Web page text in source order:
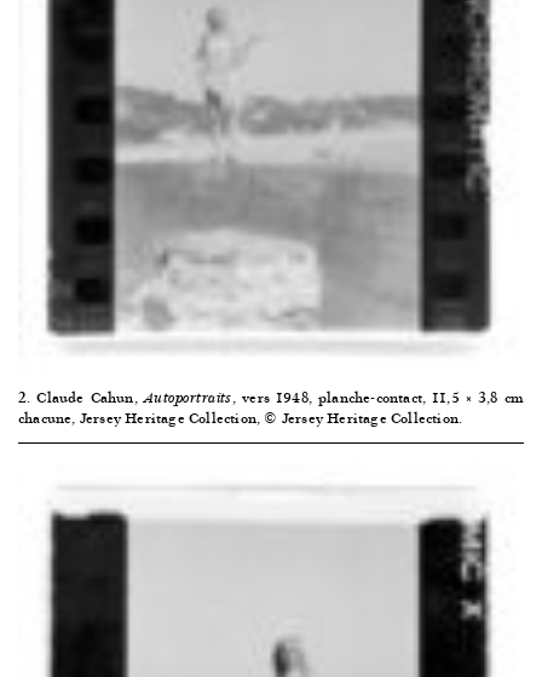
2. Claude Cahun,Autoportraits, vers 1948, planche-contact, 11,5 × 3,8 cm
chacune, Jersey Heritage Collection, © Jersey Heritage Collection.